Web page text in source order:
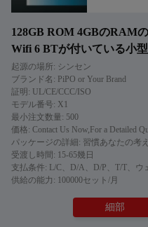
128GB ROM 4GBのRAM
Wifi 6 BTが付いている小
起源の場所: シンセン
ブランド名: PiPO or Your Brand
証明: UL/CE/CCC/ISO
モデル番号: X1
最小注文数量: 500
価格: Contact Us Now,For a Detailed
パッケージの詳細: 習慣あなたの考
受渡し時間: 15-65幾日
支払条件: L/C、D/A、D/P、T/T、ウ
供給の能力: 100000セット/月
細部